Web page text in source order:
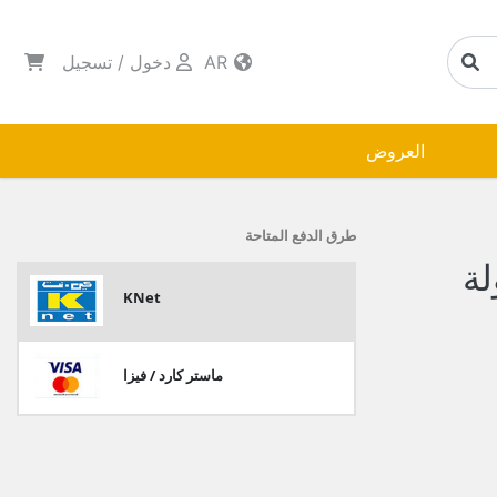
دخول / تسجيل
العروض
طرق الدفع المتاحة
KNet
ماستر كارد / فيزا